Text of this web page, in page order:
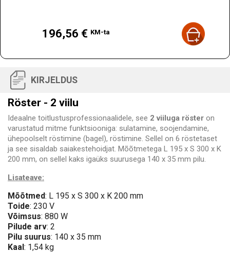
196,56 € KM-ta
KIRJELDUS
Röster - 2 viilu
Ideaalne toitlustusprofessionaalidele, see 2 viiluga röster on
varustatud mitme funktsiooniga: sulatamine, soojendamine,
ühepoolselt röstimine (bagel), röstimine. Sellel on 6 röstetaset
ja see sisaldab saiakestehoidjat. Mõõtmetega L 195 x S 300 x K
200 mm, on sellel kaks igaüks suurusega 140 x 35 mm pilu.
Lisateave:
Mõõtmed: L 195 x S 300 x K 200 mm
Toide: 230 V
Võimsus: 880 W
Pilude arv: 2
Pilu suurus: 140 x 35 mm
Kaal : 1,54 kg